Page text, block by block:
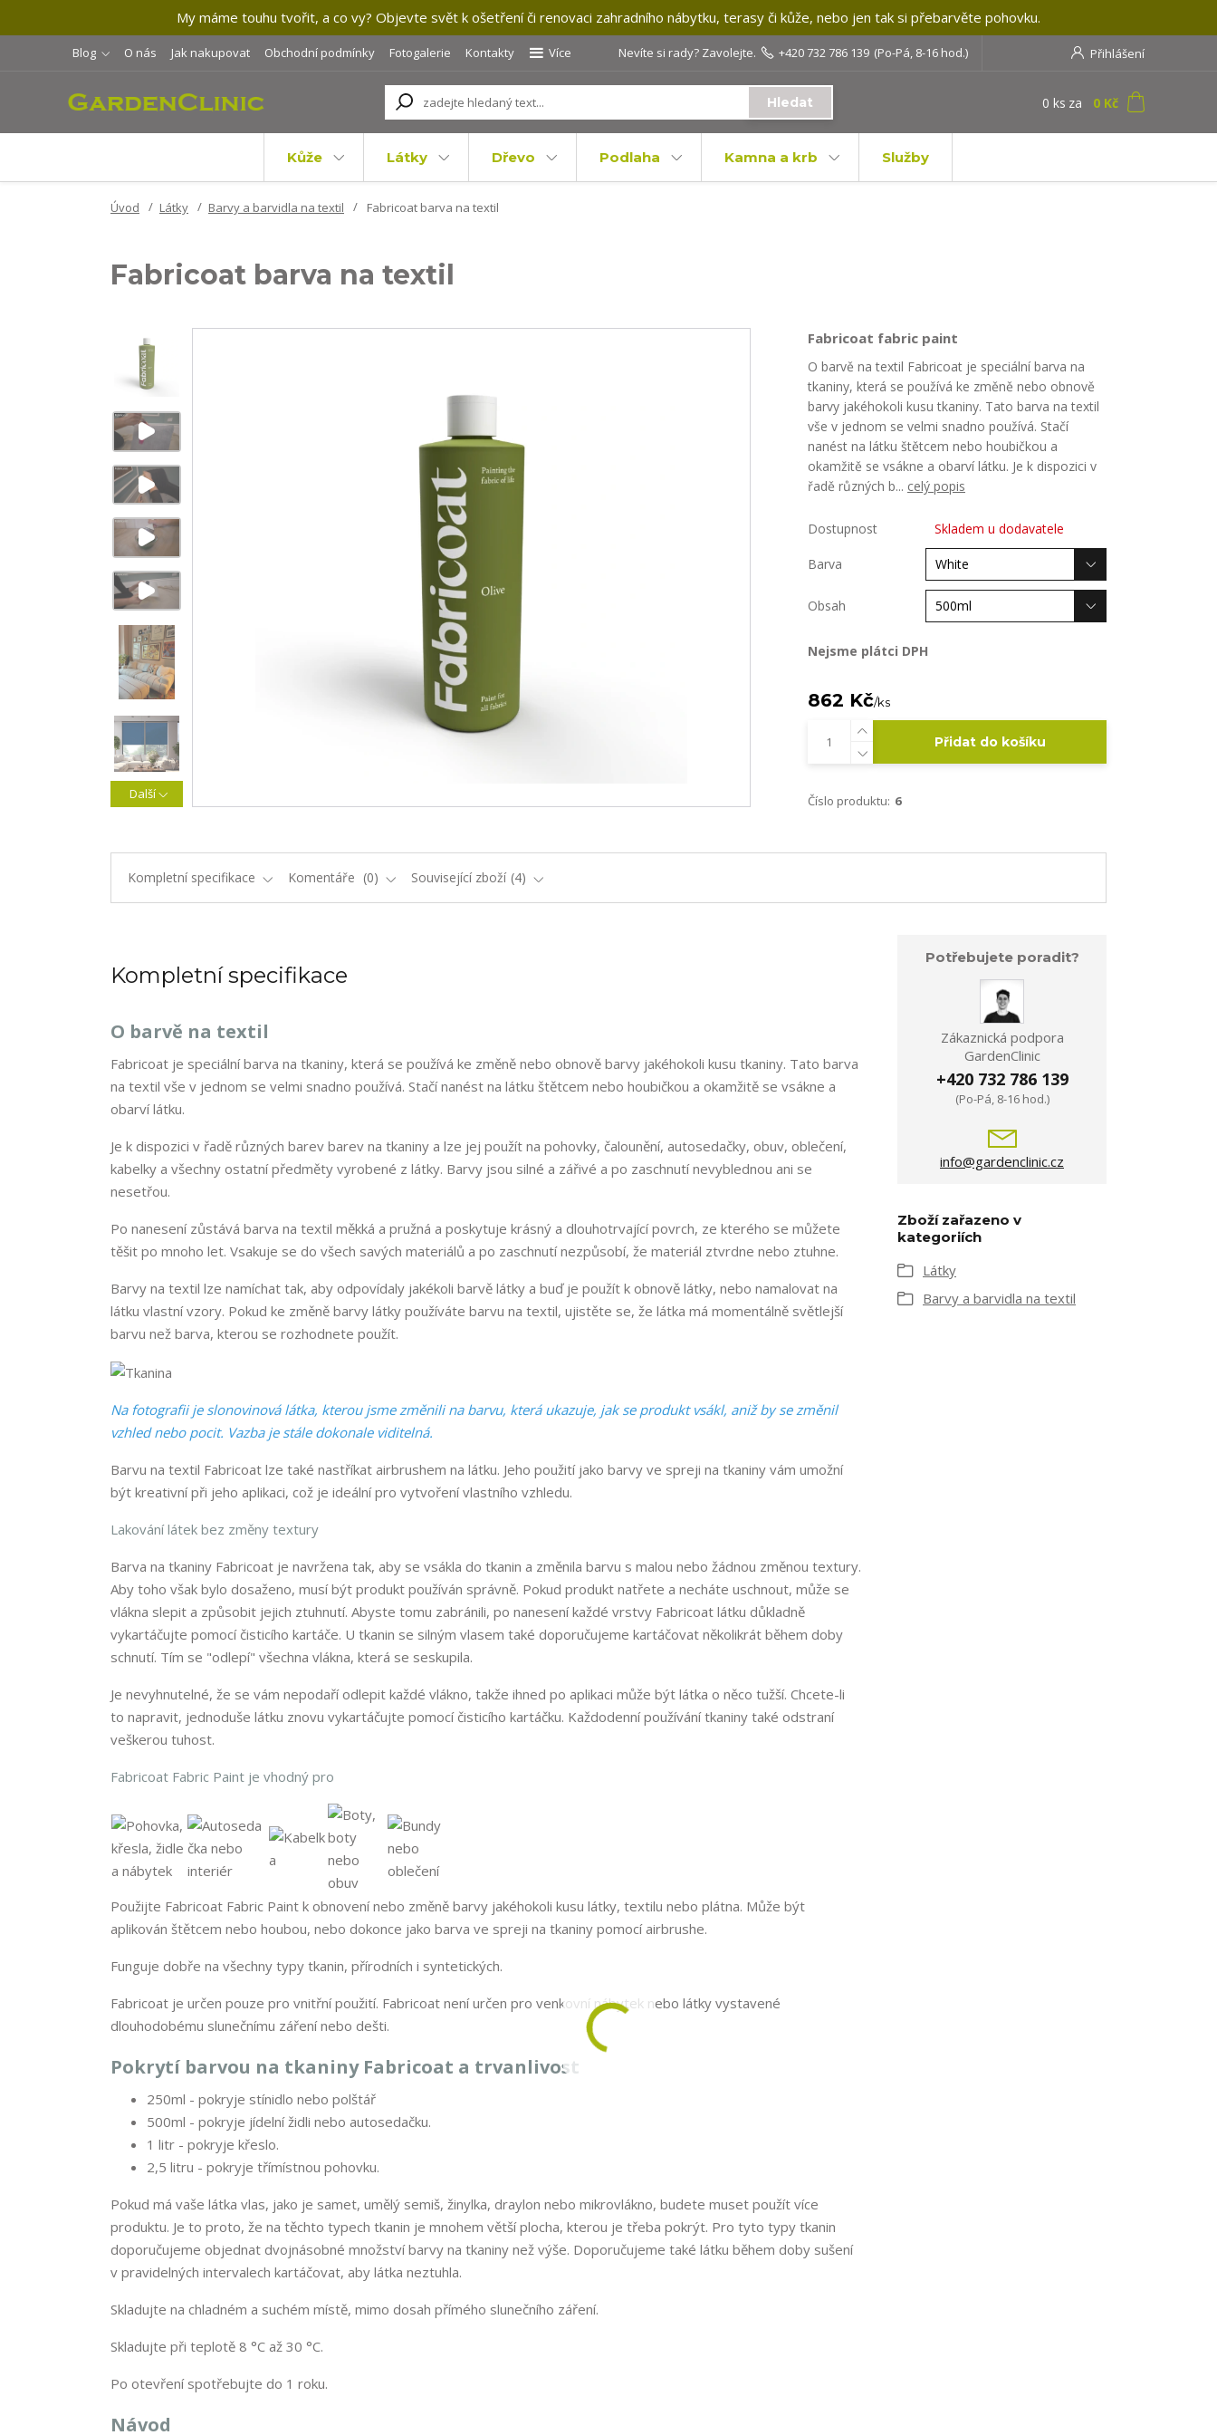
My máme touhu tvořit, a co vy? Objevte svět k ošetření či renovaci zahradního nábytku, terasy či kůže, nebo jen tak si přebarvěte pohovku.
Blog O nás Jak nakupovat Obchodní podmínky Fotogalerie Kontakty Více Přihlášení
Hledat
Nevíte si rady? Zavolejte. +420 732 786 139 (Po-Pá, 8-16 hod.)
0 ks za 0 Kč
Kůže Látky Dřevo Podlaha Kamna a krb Služby
Úvod Látky Barvy a barvidla na textil Fabricoat barva na textil
Fabricoat barva na textil
Další
Fabricoat fabric paint
O barvě na textil Fabricoat je speciální barva na
tkaniny, která se používá ke změně nebo obnově
barvy jakéhokoli kusu tkaniny. Tato barva na textil
vše v jednom se velmi snadno používá. Stačí
nanést na látku štětcem nebo houbičkou a
okamžitě se vsákne a obarví látku. Je k dispozici v
řadě různých b... celý popis
Dostupnost Skladem u dodavatele
Barva
Obsah
Nejsme plátci DPH
862 Kč/ks
Přidat do košíku
Číslo produktu: 6
Kompletní specifikace Komentáře 0 Související zboží 4
Kompletní specifikace
O barvě na textil
Fabricoat je speciální barva na tkaniny, která se používá ke změně nebo obnově barvy jakéhokoli kusu tkaniny. Tato barva
na textil vše v jednom se velmi snadno používá. Stačí nanést na látku štětcem nebo houbičkou a okamžitě se vsákne a
obarví látku.
Je k dispozici v řadě různých barev barev na tkaniny a lze jej použít na pohovky, čalounění, autosedačky, obuv, oblečení,
kabelky a všechny ostatní předměty vyrobené z látky. Barvy jsou silné a zářivé a po zaschnutí nevyblednou ani se
nesetřou.
Po nanesení zůstává barva na textil měkká a pružná a poskytuje krásný a dlouhotrvající povrch, ze kterého se můžete
těšit po mnoho let. Vsakuje se do všech savých materiálů a po zaschnutí nezpůsobí, že materiál ztvrdne nebo ztuhne.
Barvy na textil lze namíchat tak, aby odpovídaly jakékoli barvě látky a buď je použít k obnově látky, nebo namalovat na
látku vlastní vzory. Pokud ke změně barvy látky používáte barvu na textil, ujistěte se, že látka má momentálně světlejší
barvu než barva, kterou se rozhodnete použít.
Na fotografii je slonovinová látka, kterou jsme změnili na barvu, která ukazuje, jak se produkt vsákl, aniž by se změnil
vzhled nebo pocit. Vazba je stále dokonale viditelná.
Barvu na textil Fabricoat lze také nastříkat airbrushem na látku. Jeho použití jako barvy ve spreji na tkaniny vám umožní
být kreativní při jeho aplikaci, což je ideální pro vytvoření vlastního vzhledu.
Lakování látek bez změny textury
Barva na tkaniny Fabricoat je navržena tak, aby se vsákla do tkanin a změnila barvu s malou nebo žádnou změnou textury.
Aby toho však bylo dosaženo, musí být produkt používán správně. Pokud produkt natřete a necháte uschnout, může se
vlákna slepit a způsobit jejich ztuhnutí. Abyste tomu zabránili, po nanesení každé vrstvy Fabricoat látku důkladně
vykartáčujte pomocí čisticího kartáče. U tkanin se silným vlasem také doporučujeme kartáčovat několikrát během doby
schnutí. Tím se "odlepí" všechna vlákna, která se seskupila.
Je nevyhnutelné, že se vám nepodaří odlepit každé vlákno, takže ihned po aplikaci může být látka o něco tužší. Chcete-li
to napravit, jednoduše látku znovu vykartáčujte pomocí čisticího kartáčku. Každodenní používání tkaniny také odstraní
veškerou tuhost.
Fabricoat Fabric Paint je vhodný pro
Použijte Fabricoat Fabric Paint k obnovení nebo změně barvy jakéhokoli kusu látky, textilu nebo plátna. Může být
aplikován štětcem nebo houbou, nebo dokonce jako barva ve spreji na tkaniny pomocí airbrushe.
Funguje dobře na všechny typy tkanin, přírodních i syntetických.
Fabricoat je určen pouze pro vnitřní použití. Fabricoat není určen pro venkovní nábytek nebo látky vystavené
dlouhodobému slunečnímu záření nebo dešti.
Pokrytí barvou na tkaniny Fabricoat a trvanlivost
250ml - pokryje stínidlo nebo polštář
500ml - pokryje jídelní židli nebo autosedačku.
1 litr - pokryje křeslo.
2,5 litru - pokryje třímístnou pohovku.
Pokud má vaše látka vlas, jako je samet, umělý semiš, žinylka, draylon nebo mikrovlákno, budete muset použít více
produktu. Je to proto, že na těchto typech tkanin je mnohem větší plocha, kterou je třeba pokrýt. Pro tyto typy tkanin
doporučujeme objednat dvojnásobné množství barvy na tkaniny než výše. Doporučujeme také látku během doby sušení
v pravidelných intervalech kartáčovat, aby látka neztuhla.
Skladujte na chladném a suchém místě, mimo dosah přímého slunečního záření.
Skladujte při teplotě 8 °C až 30 °C.
Po otevření spotřebujte do 1 roku.
Návod
Potřebujete poradit?
Zákaznická podpora
GardenClinic
+420 732 786 139
(Po-Pá, 8-16 hod.)
info@gardenclinic.cz
Zboží zařazeno v
kategoriích
Látky
Barvy a barvidla na textil